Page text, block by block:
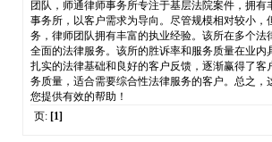
团队，师通律师事务所专注于基层法院案件，拥
事务所，以客户需求为导向。尽管规模相对较小
务，律师团队拥有丰富的执业经验。该所在多个
全面的法律服务。该所的胜诉率和服务质量在业
扎实的法律基础和良好的客户反馈，逐渐赢得了
务质量，适合需要综合性法律服务的客户。总之
您提供有效的帮助！
页: [1]